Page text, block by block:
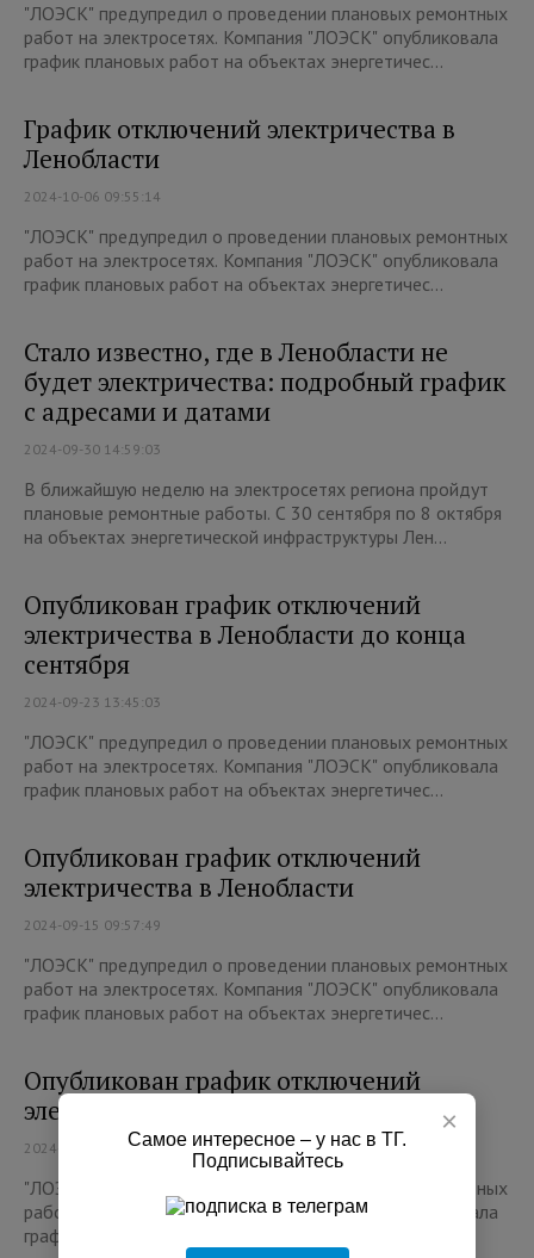
"ЛОЭСК" предупредил о проведении плановых ремонтных
работ на электросетях. Компания "ЛОЭСК" опубликовала
график плановых работ на объектах энергетичес...
График отключений электричества в
Ленобласти
2024-10-06 09:55:14
"ЛОЭСК" предупредил о проведении плановых ремонтных
работ на электросетях. Компания "ЛОЭСК" опубликовала
график плановых работ на объектах энергетичес...
Стало известно, где в Ленобласти не
будет электричества: подробный график
с адресами и датами
2024-09-30 14:59:03
В ближайшую неделю на электросетях региона пройдут
плановые ремонтные работы. С 30 сентября по 8 октября
на объектах энергетической инфраструктуры Лен...
Опубликован график отключений
электричества в Ленобласти до конца
сентября
2024-09-23 13:45:03
"ЛОЭСК" предупредил о проведении плановых ремонтных
работ на электросетях. Компания "ЛОЭСК" опубликовала
график плановых работ на объектах энергетичес...
Опубликован график отключений
электричества в Ленобласти
2024-09-15 09:57:49
"ЛОЭСК" предупредил о проведении плановых ремонтных
работ на электросетях. Компания "ЛОЭСК" опубликовала
график плановых работ на объектах энергетичес...
Опубликован график отключений
электричества в Ленобласти
2024-09-07 14:25:58
"ЛОЭСК" предупредил о проведении плановых ремонтных
работ на электросетях. Компания "ЛОЭСК" опубликовала
график плановых работ на объектах энергетичес...
×
Самое интересное – у нас в ТГ.
Подписывайтесь